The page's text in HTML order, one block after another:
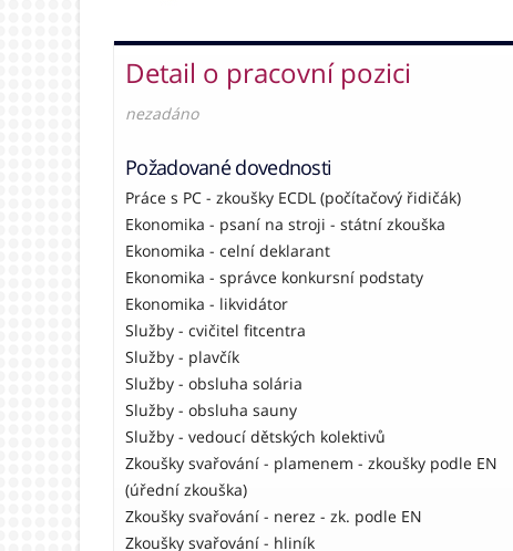
Detail o pracovní pozici
nezadáno
Požadované dovednosti
Práce s PC - zkoušky ECDL (počítačový řidičák)
Ekonomika - psaní na stroji - státní zkouška
Ekonomika - celní deklarant
Ekonomika - správce konkursní podstaty
Ekonomika - likvidátor
Služby - cvičitel fitcentra
Služby - plavčík
Služby - obsluha solária
Služby - obsluha sauny
Služby - vedoucí dětských kolektivů
Zkoušky svařování - plamenem - zkoušky podle EN
(úřední zkouška)
Zkoušky svařování - nerez - zk. podle EN
Zkoušky svařování - hliník